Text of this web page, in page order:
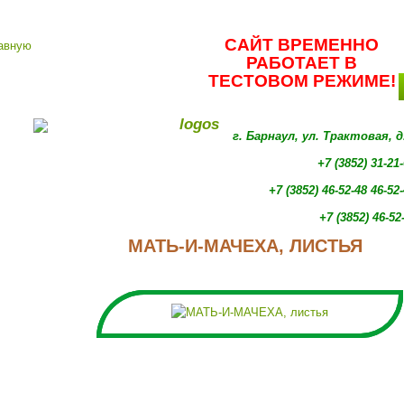
САЙТ ВРЕМЕННО
РАБОТАЕТ В
ТЕСТОВОМ РЕЖИМЕ!
МАТЬ-И-МАЧЕХА, ЛИСТЬЯ
г. Барнаул, ул. Трактовая,
+7 (3852) 31-
+7 (3852) 46-52-48 46-
+7 (3852) 46-